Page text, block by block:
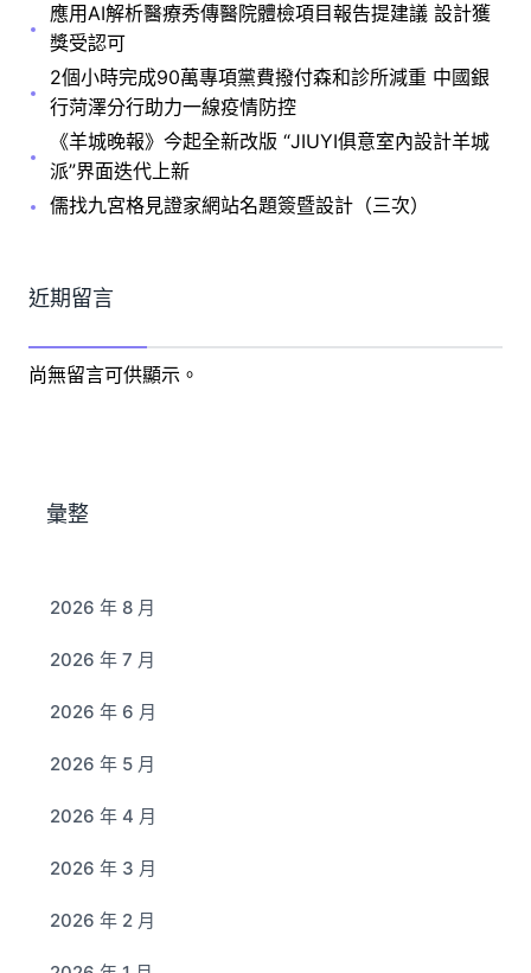
應用AI解析醫療秀傳醫院體檢項目報告提建議 設計獲
獎受認可
2個小時完成90萬專項黨費撥付森和診所減重 中國銀
行菏澤分行助力一線疫情防控
《羊城晚報》今起全新改版 “JIUYI俱意室內設計羊城
派”界面迭代上新
儒找九宮格見證家網站名題簽暨設計（三次）
近期留言
尚無留言可供顯示。
彙整
2026 年 8 月
2026 年 7 月
2026 年 6 月
2026 年 5 月
2026 年 4 月
2026 年 3 月
2026 年 2 月